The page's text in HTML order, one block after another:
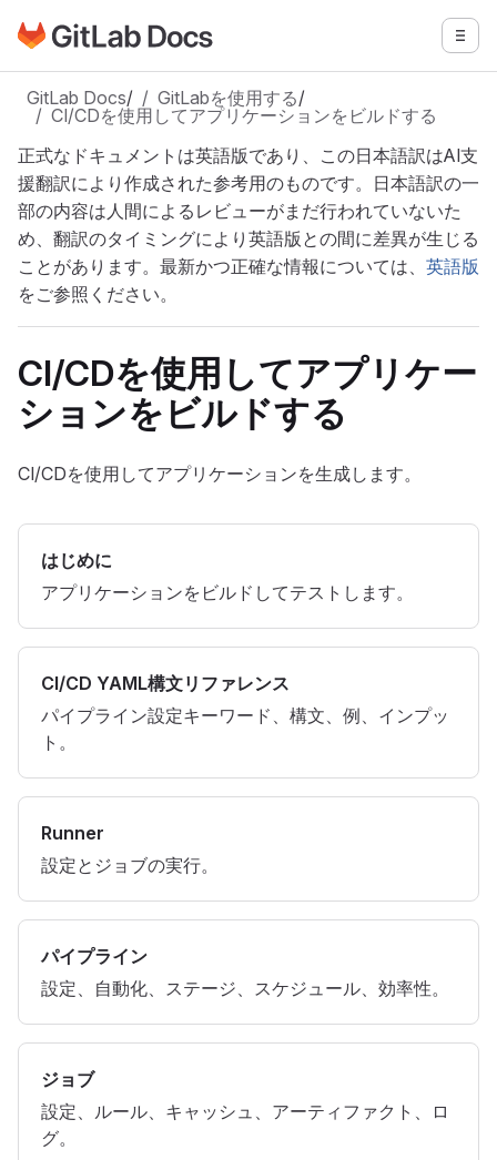
メインコンテンツにスキップ
GitLabドキュメントのホームページに移動 メニ
GitLab Docs/ GitLabを使用する/
CI/CDを使用してアプリケーションをビルドする
正式なドキュメントは英語版であり、この日本語訳はAI支
援翻訳により作成された参考用のものです。日本語訳の一
部の内容は人間によるレビューがまだ行われていないた
め、翻訳のタイミングにより英語版との間に差異が生じる
ことがあります。最新かつ正確な情報については、 英語版
をご参照ください。
CI/CDを使用してアプリケー
ションをビルドする
CI/CDを使用してアプリケーションを生成します。
はじめに
アプリケーションをビルドしてテストします。
CI/CD YAML構文リファレンス
パイプライン設定キーワード、構文、例、インプッ
ト。
Runner
設定とジョブの実行。
パイプライン
設定、自動化、ステージ、スケジュール、効率性。
ジョブ
設定、ルール、キャッシュ、アーティファクト、ロ
グ。